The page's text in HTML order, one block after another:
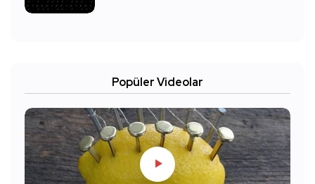
Popüler Videolar